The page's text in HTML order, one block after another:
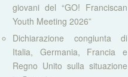
giovani del “GO! Franciscan
Youth Meeting 2026”
Dichiarazione congiunta di
Italia, Germania, Francia e
Regno Unito sulla situazione